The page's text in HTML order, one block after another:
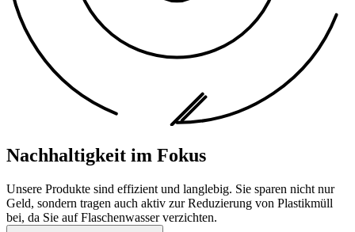
Nachhaltigkeit im Fokus
Unsere Produkte sind effizient und langlebig. Sie sparen nicht nur
Geld, sondern tragen auch aktiv zur Reduzierung von Plastikmüll
bei, da Sie auf Flaschenwasser verzichten.